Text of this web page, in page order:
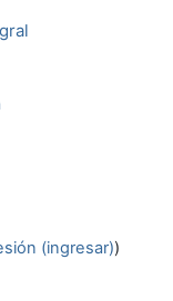
(ingresar))